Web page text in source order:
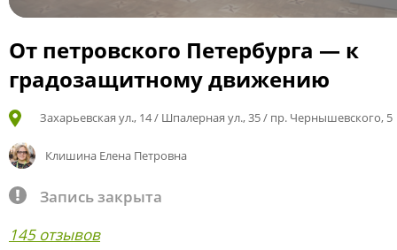
От петровского Петербурга — к
градозащитному движению
Захарьевская ул., 14 / Шпалерная ул., 35 / пр. Чернышевского, 5
Клишина Елена Петровна
Запись закрыта
145 отзывов